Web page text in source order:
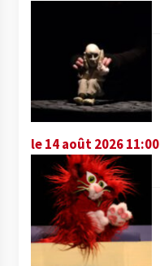
le 14 août 2026 11:00